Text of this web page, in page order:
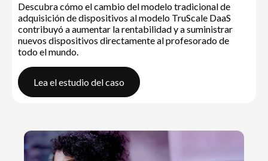
Descubra cómo el cambio del modelo tradicional de
adquisición de dispositivos al modelo TruScale DaaS
contribuyó a aumentar la rentabilidad y a suministrar
nuevos dispositivos directamente al profesorado de
todo el mundo.
Lea el estudio del caso